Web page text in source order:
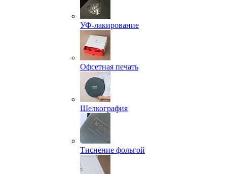
УФ-лакирование
Офсетная печать
Шелкография
Тиснение фольгой